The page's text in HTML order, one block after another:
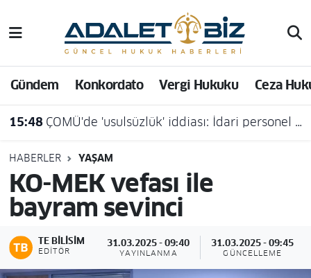
Gündem Konkordato Vergi Hukuku Ceza
15:48 ÇOMÜ'de 'usulsüzlük' iddiası: İdari personel açığa alındı
HABERLER YAŞAM
KO-MEK vefası ile
bayram sevinci
TE BILISIM
EDITÖR
31.03.2025 - 09:40
YAYINLANMA
31.03.2025 - 09:45
GÜNCELLEME
Hava Durumu
Trafik Durumu
Süper Lig Puan Durumu ve Fikstür
Tüm Manşetler
Son Dakika Haberleri